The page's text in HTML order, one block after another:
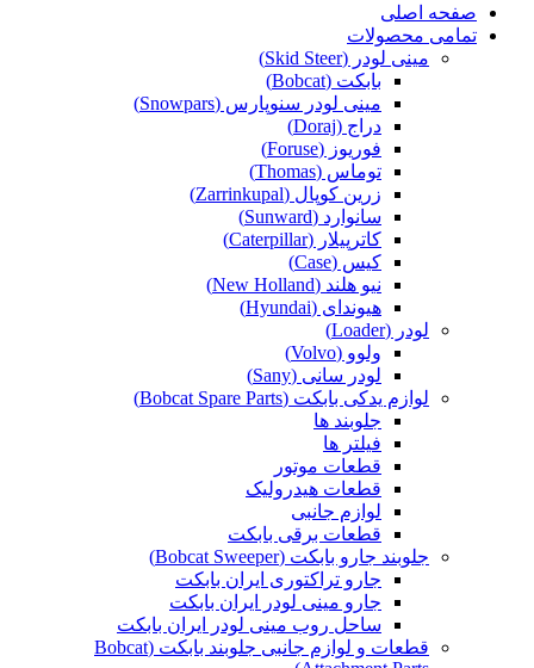
صفحه اصلی
تمامی محصولات
مینی لودر (Skid Steer)
بابکت (Bobcat)
مینی لودر سنوپارس (Snowpars)
دراج (Doraj)
فوریوز (Foruse)
توماس (Thomas)
زرین کوپال (Zarrinkupal)
سانوارد (Sunward)
کاترپیلار (Caterpillar)
کیس (Case)
نیو هلند (New Holland)
هیوندای (Hyundai)
لودر (Loader)
ولوو (Volvo)
لودر سانی (Sany)
لوازم یدکی بابکت (Bobcat Spare Parts)
جلوبند ها
فیلتر ها
قطعات موتور
قطعات هیدرولیک
لوازم جانبی
قطعات برقی بابکت
جلوبند جارو بابکت (Bobcat Sweeper)
جارو تراکتوری ایران بابکت
جارو مینی لودر ایران بابکت
ساحل روب مینی لودر ایران بابکت
قطعات و لوازم جانبی جلوبند بابکت (Bobcat